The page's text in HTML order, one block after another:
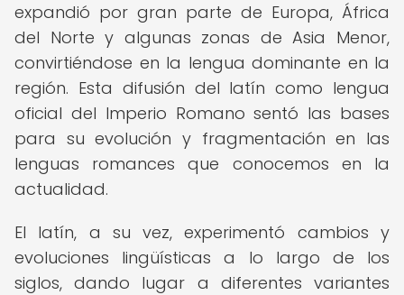
expandió por gran parte de Europa, África
del Norte y algunas zonas de Asia Menor,
convirtiéndose en la lengua dominante en la
región. Esta difusión del latín como lengua
oficial del Imperio Romano sentó las bases
para su evolución y fragmentación en las
lenguas romances que conocemos en la
actualidad.
El latín, a su vez, experimentó cambios y
evoluciones lingüísticas a lo largo de los
siglos, dando lugar a diferentes variantes